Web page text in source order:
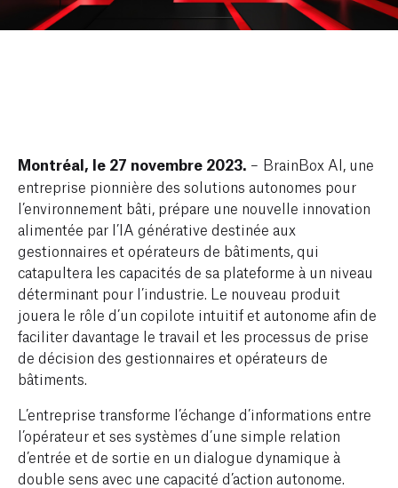
Montréal, le 27 novembre 2023. – BrainBox AI, une
entreprise pionnière des solutions autonomes pour
l’environnement bâti, prépare une nouvelle innovation
alimentée par l’IA générative destinée aux
gestionnaires et opérateurs de bâtiments, qui
catapultera les capacités de sa plateforme à un niveau
déterminant pour l’industrie. Le nouveau produit
jouera le rôle d’un copilote intuitif et autonome afin de
faciliter davantage le travail et les processus de prise
de décision des gestionnaires et opérateurs de
bâtiments.
L’entreprise transforme l’échange d’informations entre
l’opérateur et ses systèmes d’une simple relation
d’entrée et de sortie en un dialogue dynamique à
double sens avec une capacité d’action autonome.